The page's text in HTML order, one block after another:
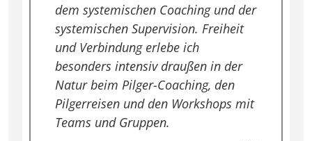
dem systemischen Coaching und der
systemischen Supervision. Freiheit
und Verbindung erlebe ich
besonders intensiv draußen in der
Natur beim Pilger-Coaching, den
Pilgerreisen und den Workshops mit
Teams und Gruppen.